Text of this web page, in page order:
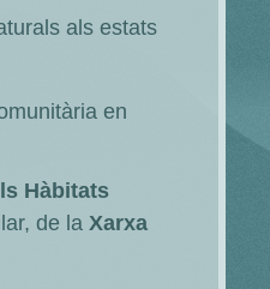
als estats
en
Hàbitats
de la Xarxa